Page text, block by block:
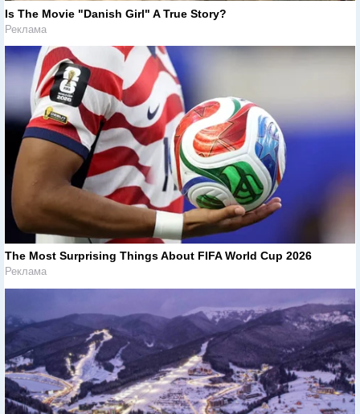
Is The Movie "Danish Girl" A True Story?
Реклама
The Most Surprising Things About FIFA World Cup 2026
Реклама